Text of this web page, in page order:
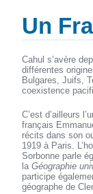
Un
Cahul s’avère
différentes
Bulgares, Juifs,
coexistence
C’est d’ailleurs
français
récits dans son
1919 à Paris.
Sorbonne parle
laGéographie
participe
géographe de